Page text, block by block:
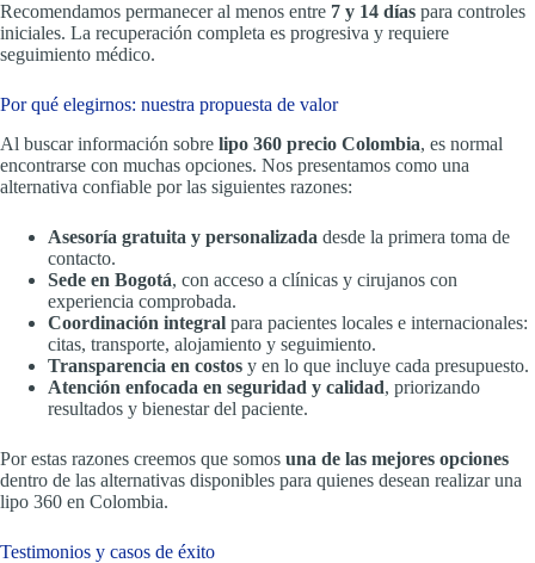
Recomendamos permanecer al menos entre 7 y 14 días para controles
iniciales. La recuperación completa es progresiva y requiere
seguimiento médico.
Por qué elegirnos: nuestra propuesta de valor
Al buscar información sobre lipo 360 precio Colombia, es normal
encontrarse con muchas opciones. Nos presentamos como una
alternativa confiable por las siguientes razones:
Asesoría gratuita y personalizada desde la primera toma de
contacto.
Sede en Bogotá, con acceso a clínicas y cirujanos con
experiencia comprobada.
Coordinación integral para pacientes locales e internacionales:
citas, transporte, alojamiento y seguimiento.
Transparencia en costos y en lo que incluye cada presupuesto.
Atención enfocada en seguridad y calidad, priorizando
resultados y bienestar del paciente.
Por estas razones creemos que somos una de las mejores opciones
dentro de las alternativas disponibles para quienes desean realizar una
lipo 360 en Colombia.
Testimonios y casos de éxito